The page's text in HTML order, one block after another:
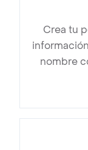
Crea tu
nombre